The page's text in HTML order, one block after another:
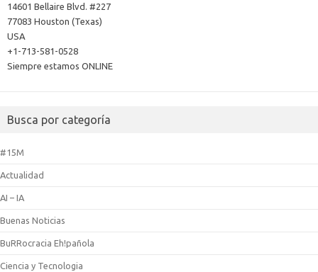
14601 Bellaire Blvd. #227
77083 Houston (Texas)
USA
+1-713-581-0528
Siempre estamos ONLINE
Busca por categoría
#15M
Actualidad
AI – IA
Buenas Noticias
BuRRocracia Eh!pañola
Ciencia y Tecnologia